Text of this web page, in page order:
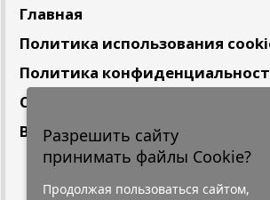
Главная
Политика использования
Политика
Сотрудничество
Вакансии
Подпишитесь
Разрешить сайту
принимать файлы Cookie?
Продолжая пользоваться сайтом,